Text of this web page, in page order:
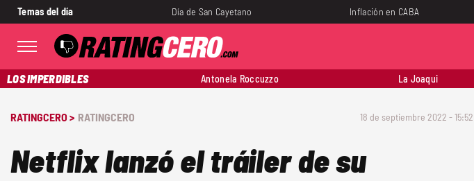
Temas del día Día de San Cayetano Inflación en CABA
LOS IMPERDIBLES Antonela Roccuzzo La Joaqui
RATINGCERO > RATINGCERO 18 de septiembre 2022 - 15:52
Netflix lanzó el tráiler de su